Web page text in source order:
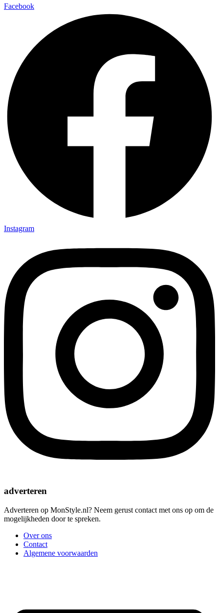
Facebook
Instagram
adverteren
Adverteren op MonStyle.nl? Neem gerust contact met ons op om de
mogelijkheden door te spreken.
Over ons
Contact
Algemene voorwaarden